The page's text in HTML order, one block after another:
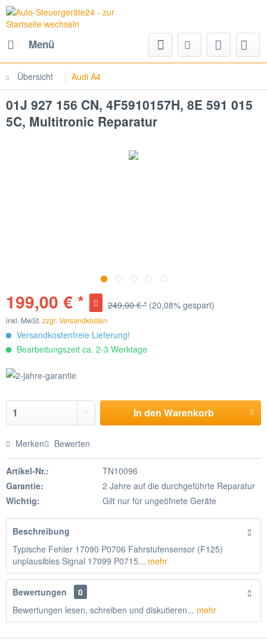
Menü
Übersicht Audi A4
01J 927 156 CN, 4F5910157H, 8E 591 015
5C, Multitronic Reparatur
199,00 € * 249,00 € * (20,08% gespart)
inkl. MwSt. zzgl. Versandkosten
Versandkostenfreie Lieferung!
Bearbeitungszeit ca. 2-3 Werktage
In den Warenkorb
Merken Bewerten
Artikel-Nr.:
TN10096
Garantie:
2 Jahre auf die durchgeführte Reparatur
Wichtig:
Gilt nur für ungeöfnete Geräte
Beschreibung
Typische Fehler 17090 P0706 Fahrstufensensor (F125)
unplausibles Signal 17099 P0715... mehr
Bewertungen
0
Bewertungen lesen, schreiben und diskutieren... mehr